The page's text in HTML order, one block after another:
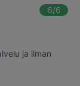
6/6
ja ilman